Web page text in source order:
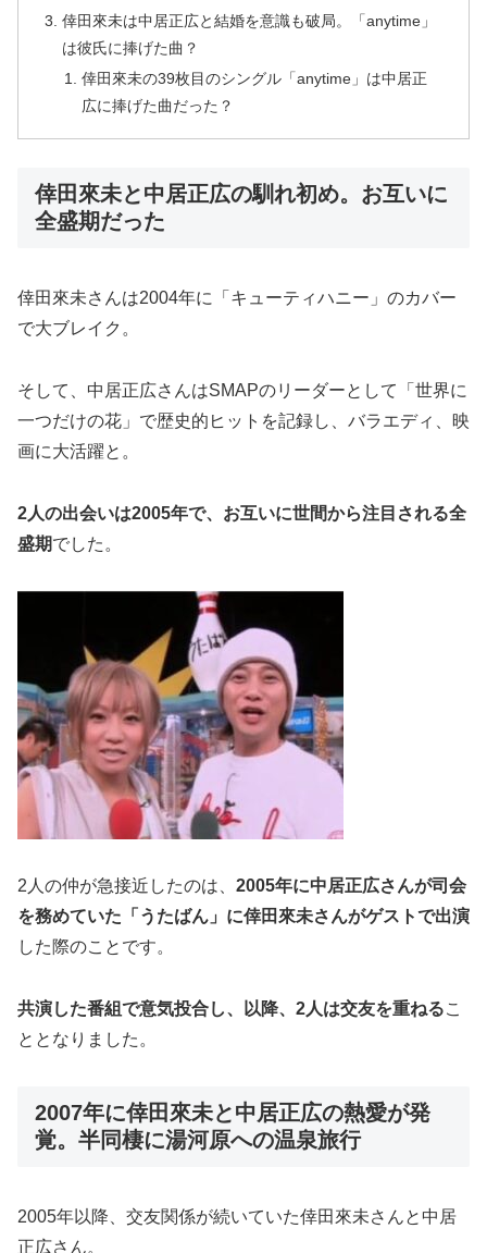
倖田來未は中居正広と結婚を意識も破局。「anytime」
は彼氏に捧げた曲？
倖田來未の39枚目のシングル「anytime」は中居正
広に捧げた曲だった？
倖田來未と中居正広の馴れ初め。お互いに
全盛期だった
倖田來未さんは2004年に「キューティハニー」のカバー
で大ブレイク。
そして、中居正広さんはSMAPのリーダーとして「世界に
一つだけの花」で歴史的ヒットを記録し、バラエディ、映
画に大活躍と。
2人の出会いは2005年で、お互いに世間から注目される全
盛期でした。
2人の仲が急接近したのは、 2005年に中居正広さんが司会
を務めていた「うたばん」に倖田來未さんがゲストで出演
した際のことです。
共演した番組で意気投合し、以降、2人は交友を重ねるこ
ととなりました。
2007年に倖田來未と中居正広の熱愛が発
覚。半同棲に湯河原への温泉旅行
2005年以降、交友関係が続いていた倖田來未さんと中居
正広さん。